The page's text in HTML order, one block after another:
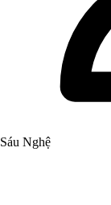
Sáu Nghệ